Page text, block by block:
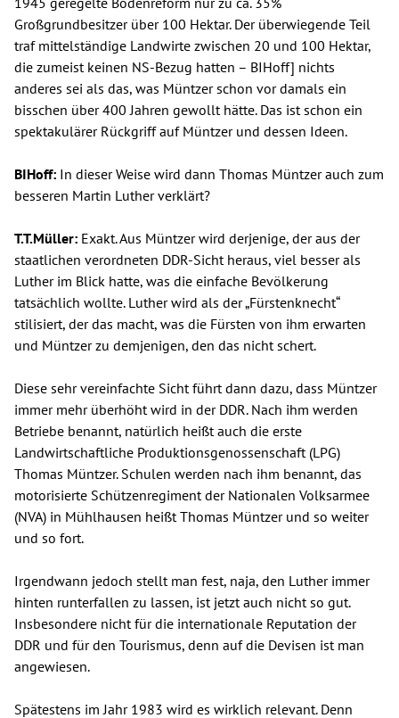
Großgrundbesitzer über 100 Hektar. Der überwiegende Teil
traf mittelständige Landwirte zwischen 20 und 100 Hektar,
die zumeist keinen NS-Bezug hatten – BIHoff] nichts
anderes sei als das, was Müntzer schon vor damals ein
bisschen über 400 Jahren gewollt hätte. Das ist schon ein
spektakulärer Rückgriff auf Müntzer und dessen Ideen.
BIHoff: In dieser Weise wird dann Thomas Müntzer auch zum
besseren Martin Luther verklärt?
T.T.Müller: Exakt. Aus Müntzer wird derjenige, der aus der
staatlichen verordneten DDR-Sicht heraus, viel besser als
Luther im Blick hatte, was die einfache Bevölkerung
tatsächlich wollte. Luther wird als der „Fürstenknecht“
stilisiert, der das macht, was die Fürsten von ihm erwarten
und Müntzer zu demjenigen, den das nicht schert.
Diese sehr vereinfachte Sicht führt dann dazu, dass Müntzer
immer mehr überhöht wird in der DDR. Nach ihm werden
Betriebe benannt, natürlich heißt auch die erste
Landwirtschaftliche Produktionsgenossenschaft (LPG)
Thomas Müntzer. Schulen werden nach ihm benannt, das
motorisierte Schützenregiment der Nationalen Volksarmee
(NVA) in Mühlhausen heißt Thomas Müntzer und so weiter
und so fort.
Irgendwann jedoch stellt man fest, naja, den Luther immer
hinten runterfallen zu lassen, ist jetzt auch nicht so gut.
Insbesondere nicht für die internationale Reputation der
DDR und für den Tourismus, denn auf die Devisen ist man
angewiesen.
Spätestens im Jahr 1983 wird es wirklich relevant. Denn